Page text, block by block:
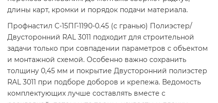
длины карт, кромки и порядок подачи материала.
Профнастил С-15ПГ-1190-0.45 (с гранью) Полиэстер/
Двусторонний RAL 3011 подходит для строительной
задачи только при совпадении параметров с объектом
и монтажной схемой. Особенно важно сохранить
толщину 0,45 мм и покрытие Двусторонний полиэстер
RAL 3011 при подборе доборов и крепежа. Ведомость
комплектующих лучше составлять вместе с